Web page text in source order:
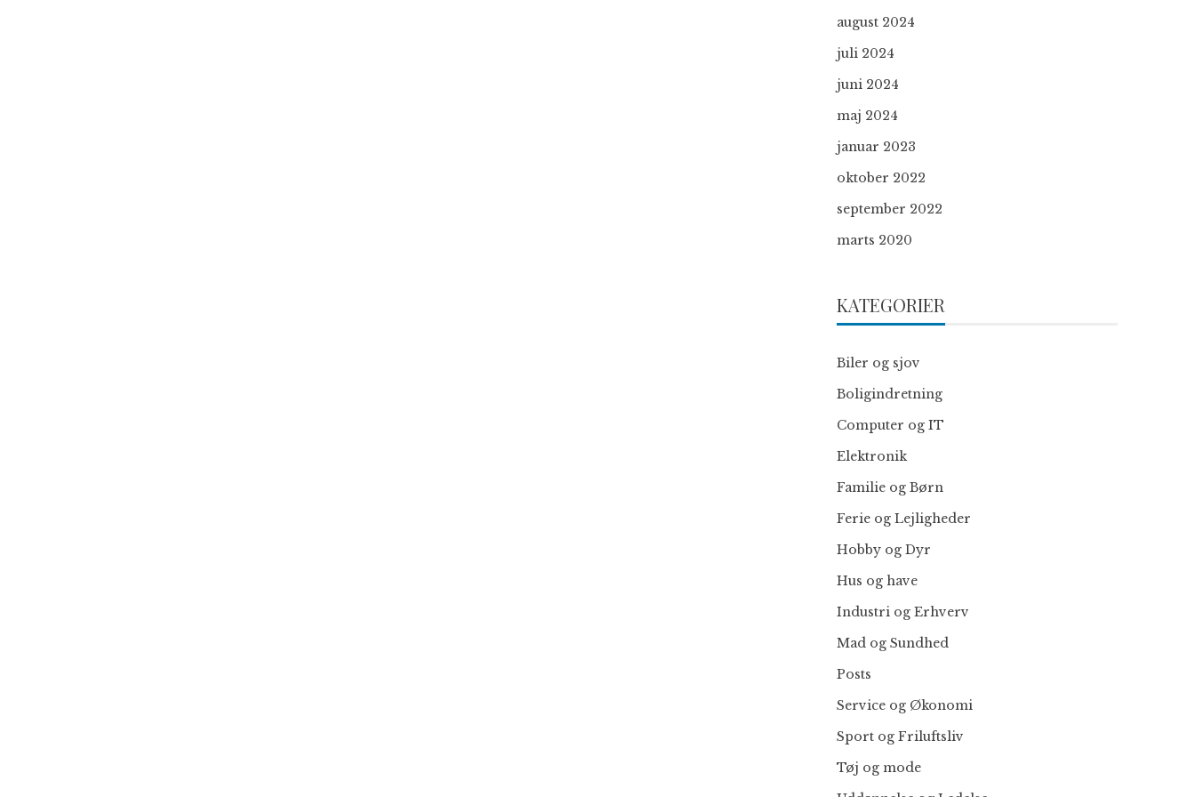
august 2024
juli 2024
juni 2024
maj 2024
januar 2023
oktober 2022
september 2022
marts 2020
KATEGORIER
Biler og sjov
Boligindretning
Computer og IT
Elektronik
Familie og Børn
Ferie og Lejligheder
Hobby og Dyr
Hus og have
Industri og Erhverv
Mad og Sundhed
Posts
Service og Økonomi
Sport og Friluftsliv
Tøj og mode